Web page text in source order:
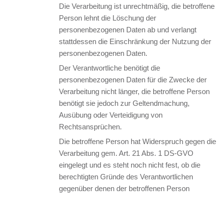
Die Verarbeitung ist unrechtmäßig, die betroffene
Person lehnt die Löschung der
personenbezogenen Daten ab und verlangt
stattdessen die Einschränkung der Nutzung der
personenbezogenen Daten.
Der Verantwortliche benötigt die
personenbezogenen Daten für die Zwecke der
Verarbeitung nicht länger, die betroffene Person
benötigt sie jedoch zur Geltendmachung,
Ausübung oder Verteidigung von
Rechtsansprüchen.
Die betroffene Person hat Widerspruch gegen die
Verarbeitung gem. Art. 21 Abs. 1 DS-GVO
eingelegt und es steht noch nicht fest, ob die
berechtigten Gründe des Verantwortlichen
gegenüber denen der betroffenen Person